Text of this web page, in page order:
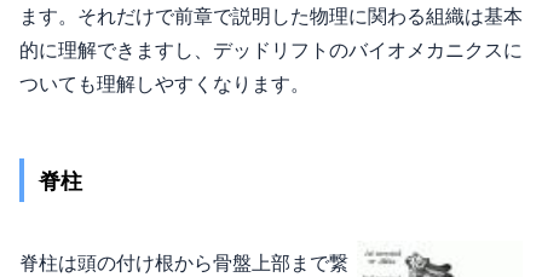
ます。それだけで前章で説明した物理に関わる組織は基本
的に理解できますし、デッドリフトのバイオメカニクスに
ついても理解しやすくなります。
脊柱
脊柱は頭の付け根から骨盤上部まで繋